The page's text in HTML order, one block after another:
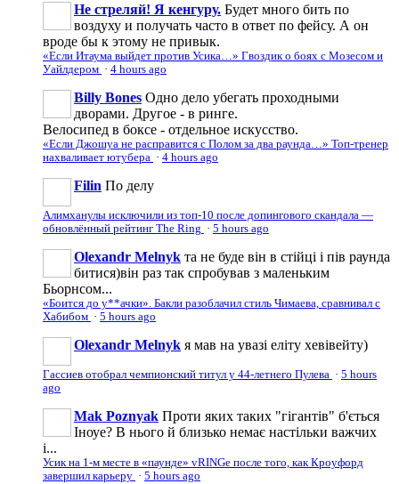
Не стреляй! Я кенгуру. Будет много бить по
воздуху и получать часто в ответ по фейсу. А он
вроде бы к этому не привык.
«Если Итаума выйдет против Усика…» Гвоздик о боях с Мозесом и
Уайлдером · 4 hours ago
Billy Bones Одно дело убегать проходными
дворами. Другое - в ринге.
Велосипед в боксе - отдельное искусство.
«Если Джошуа не расправится с Полом за два раунда…» Топ-тренер
нахваливает ютубера · 4 hours ago
Filin По делу
Алимханулы исключили из топ-10 после допингового скандала —
обновлённый рейтинг The Ring · 5 hours ago
Olexandr Melnyk та не буде він в стійці і пів раунда
битися)він раз так спробував з маленьким
Бьорнсом...
«Боится до у**ачки». Бакли разоблачил стиль Чимаева, сравнивал с
Хабибом · 5 hours ago
Olexandr Melnyk я мав на увазі еліту хевівейту)
Гассиев отобрал чемпионский титул у 44-летнего Пулева · 5 hours
ago
Mak Poznyak Проти яких таких "гігантів" б'ється
Іноуе? В нього й близько немає настільки важчих
і...
Усик на 1-м месте в «паунде» vRINGe после того, как Кроуфорд
завершил карьеру · 5 hours ago